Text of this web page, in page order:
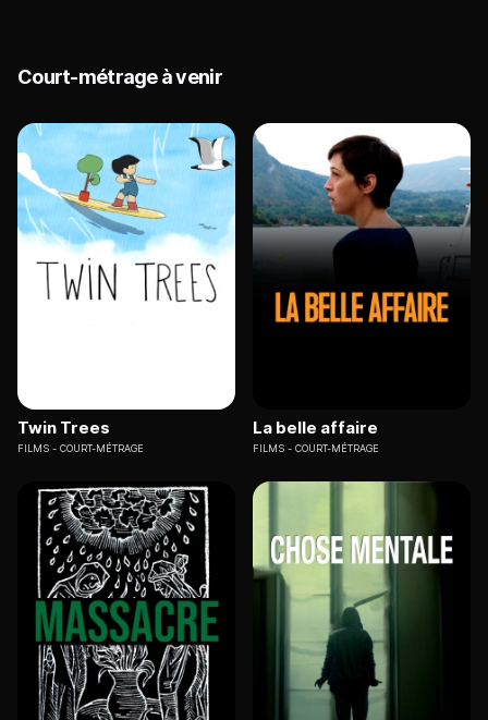
Court-métrage à venir
Twin Trees
FILMS COURT-MÉTRAGE
La belle affaire
FILMS COURT-MÉTRAGE